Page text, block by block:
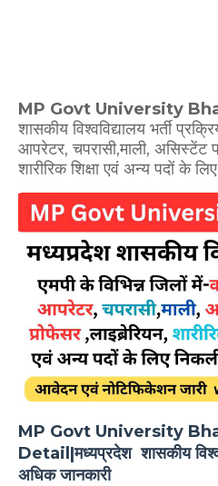
MP Govt University
शासकीय विश्वविद्यालय भर्ती
आपरेटर, चपरासी,माली, असिस्टेंट
शारीरिक शिक्षा एवं अन्य पदों के
MP Govt University
Detail|मध्यप्रदेश शासकीय
अधिक जानकारी